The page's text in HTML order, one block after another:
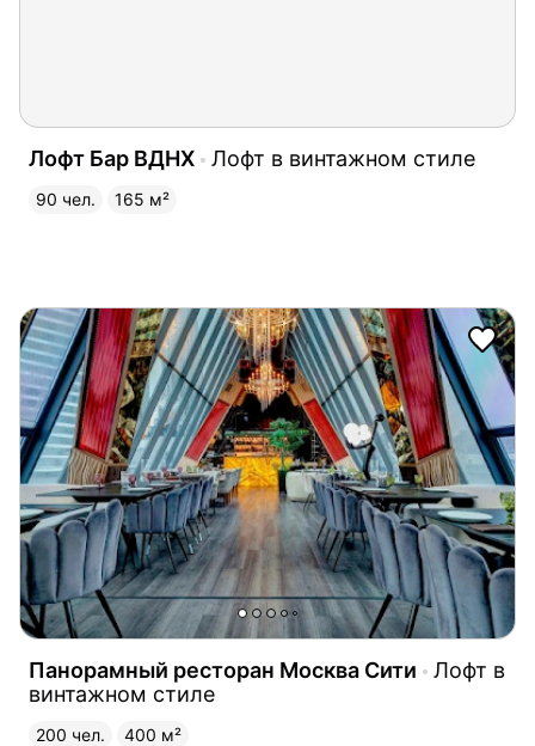
Лофт Бар ВДНХ Лофт в винтажном стиле
90 чел. 165 м²
Панорамный ресторан Москва Сити
Лофт в
винтажном стиле
200 чел. 400 м²